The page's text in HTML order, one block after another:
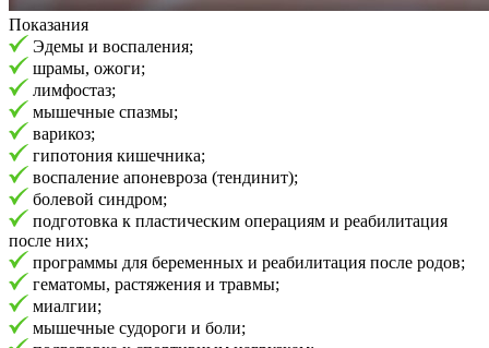
Показания
Эдемы и воспаления;
шрамы, ожоги;
лимфостаз;
мышечные спазмы;
варикоз;
гипотония кишечника;
воспаление апоневроза (тендинит);
болевой синдром;
подготовка к пластическим операциям и реабилитация
после них;
программы для беременных и реабилитация после родов;
гематомы, растяжения и травмы;
миалгии;
мышечные судороги и боли;